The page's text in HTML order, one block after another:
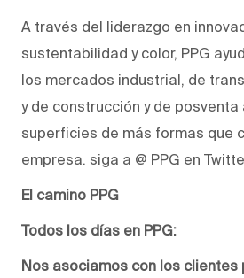
A través del liderazgo en
sustentabilidad y color, PPG
los mercados industrial, de
y de construcción y de posventa
superficies de más formas que
empresa. siga a @ PPG en
El camino PPG
Todos los días en PPG:
Nos asociamos con los clientes